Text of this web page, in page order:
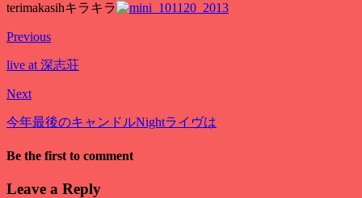
terimakasihキラキラ
Previous
live at 深志荘
Next
今年最後のキャンドルNightライヴは
Be the first to comment
Leave a Reply